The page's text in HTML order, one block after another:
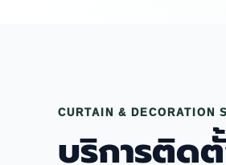
CURTAIN & DECORATION
บริการติด